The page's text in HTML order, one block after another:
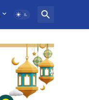
MITRA